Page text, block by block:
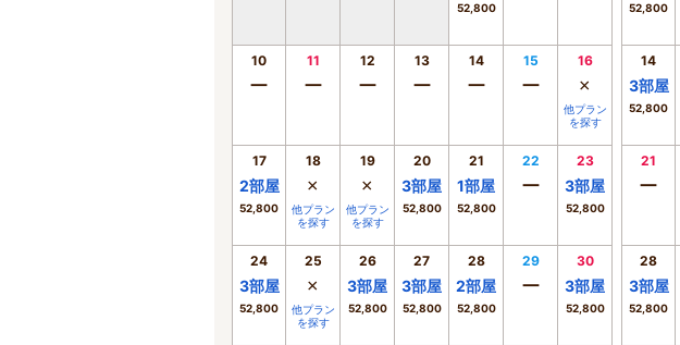
52,800
10
ー
11
ー
12
ー
13
ー
14
ー
15
ー
16
×
他プラン
を探す
17
2部屋
52,800
18
×
他プラン
を探す
19
×
他プラン
を探す
20
3部屋
52,800
21
1部屋
52,800
22
ー
23
3部屋
52,800
24
3部屋
52,800
25
×
他プラン
を探す
26
3部屋
52,800
27
3部屋
52,800
28
2部屋
52,800
29
ー
30
3部屋
52,800
52,800
14
3部屋
52,800
21
ー
28
3部屋
52,800